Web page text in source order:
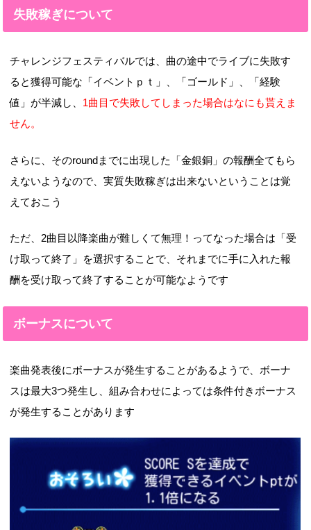
失敗稼ぎについて
チャレンジフェスティバルでは、曲の途中でライブに失敗す
ると獲得可能な「イベントｐｔ」、「ゴールド」、「経験
値」が半減し、 1曲目で失敗してしまった場合はなにも貰えま
せん。
さらに、そのroundまでに出現した「金銀銅」の報酬全てもら
えないようなので、実質失敗稼ぎは出来ないということは覚
えておこう
ただ、2曲目以降楽曲が難しくて無理！ってなった場合は「受
け取って終了」を選択することで、それまでに手に入れた報
酬を受け取って終了することが可能なようです
ボーナスについて
楽曲発表後にボーナスが発生することがあるようで、ボーナ
スは最大3つ発生し、組み合わせによっては条件付きボーナス
が発生することがあります